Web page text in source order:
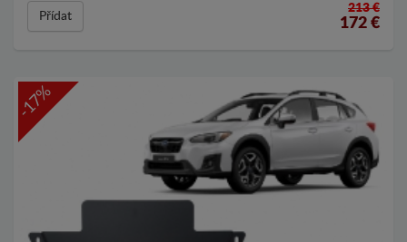
Přídat
213 €
172 €
-17%